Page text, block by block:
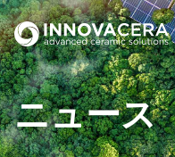
ニュース